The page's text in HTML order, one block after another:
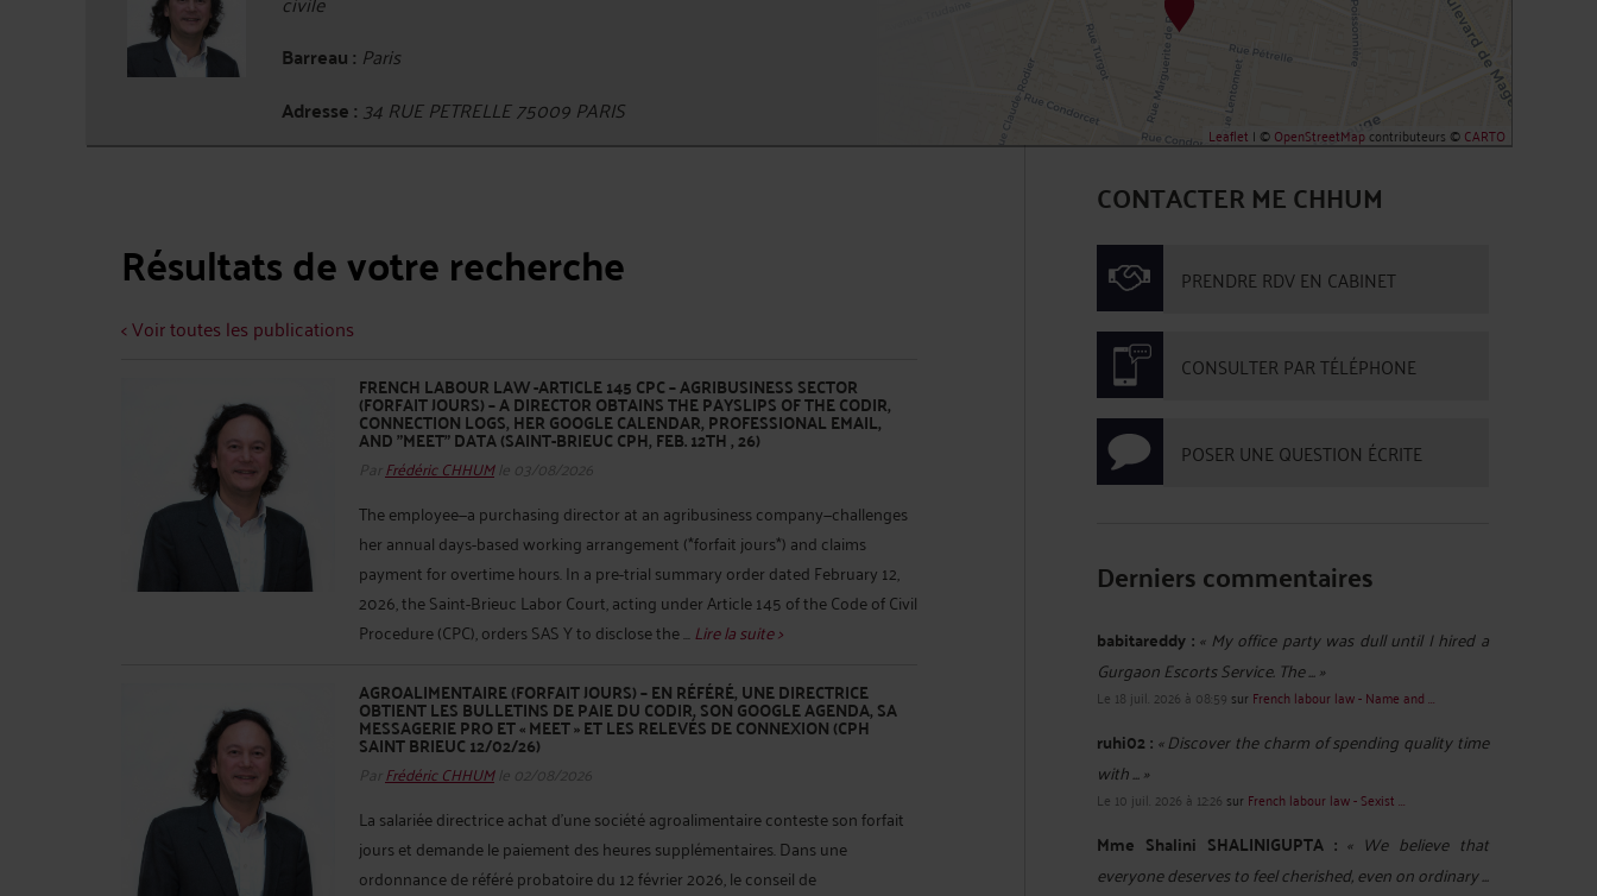
Barreau : Paris
Adresse : 34 RUE PETRELLE 75009 PARIS
Leaflet | ©OpenStreetMapcontributeurs ©CARTO
Résultats de votre recherche
< Voir toutes les publications
FRENCH LABOUR LAW -ARTICLE 145 CPC – AGRIBUSINESS SECTOR
(FORFAIT JOURS) – A DIRECTOR OBTAINS THE PAYSLIPS OF THE CODIR,
CONNECTION LOGS, HER GOOGLE CALENDAR, PROFESSIONAL EMAIL,
AND "MEET" DATA (SAINT-BRIEUC CPH, FEB. 12TH , 26)
Par Frédéric CHHUMle 03/08/2026
The employee—a purchasing director at an agribusiness company—challenges
her annual days-based working arrangement (*forfait jours*) and claims
payment for overtime hours. In a pre-trial summary order dated February 12,
2026, the Saint-Brieuc Labor Court, acting under Article 145 of the Code of Civil
Procedure (CPC), orders SAS Y to disclose the ...Lire la suite >
AGROALIMENTAIRE (FORFAIT JOURS) – EN RÉFÉRÉ, UNE DIRECTRICE
OBTIENT LES BULLETINS DE PAIE DU CODIR, SON GOOGLE AGENDA, SA
MESSAGERIE PRO ET « MEET » ET LES RELEVÉS DE CONNEXION (CPH
SAINT BRIEUC 12/02/26)
Par Frédéric CHHUMle 02/08/2026
La salariée directrice achat d’une société agroalimentaire conteste son forfait
jours et demande le paiement des heures supplémentaires. Dans une
ordonnance de référé probatoire du 12 février 2026, le conseil de
CONTACTER ME CHHUM
PRENDRE RDV EN CABINET
CONSULTER PAR TÉLÉPHONE
POSER UNE QUESTION ÉCRITE
Derniers commentaires
babitareddy : « My office party was dull until I hired a
Gurgaon Escorts Service. The ... »
Le 18 juil. 2026 à 08:59 sur French labour law - Name and ...
ruhi02 : « Discover the charm of spending quality time
with ... »
Le 10 juil. 2026 à 12:26 sur French labour law - Sexist ...
Mme Shalini SHALINIGUPTA : « We believe that
everyone deserves to feel cherished, even on ordinary ...